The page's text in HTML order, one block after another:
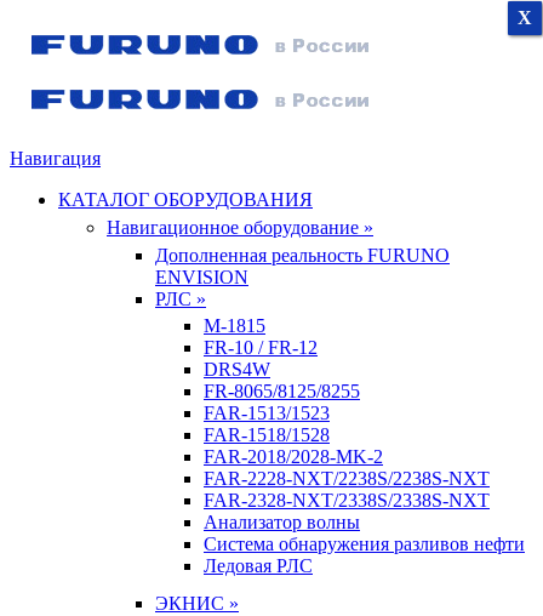
Навигация
КАТАЛОГ ОБОРУДОВАНИЯ
Навигационное оборудование »
Дополненная реальность FURUNO
ENVISION
РЛС »
M-1815
FR-10 / FR-12
DRS4W
FR-8065/8125/8255
FAR-1513/1523
FAR-1518/1528
FAR-2018/2028-MK-2
FAR-2228-NXT/2238S/2238S-NXT
FAR-2328-NXT/2338S/2338S-NXT
Анализатор волны
Система обнаружения разливов нефти
Ледовая РЛС
ЭКНИС »
X
X
X